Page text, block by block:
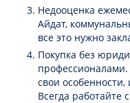
Недооценка
Айдат,
все это нужно
Покупка без
профессионалами.
свои особенности,
Всегда работайте